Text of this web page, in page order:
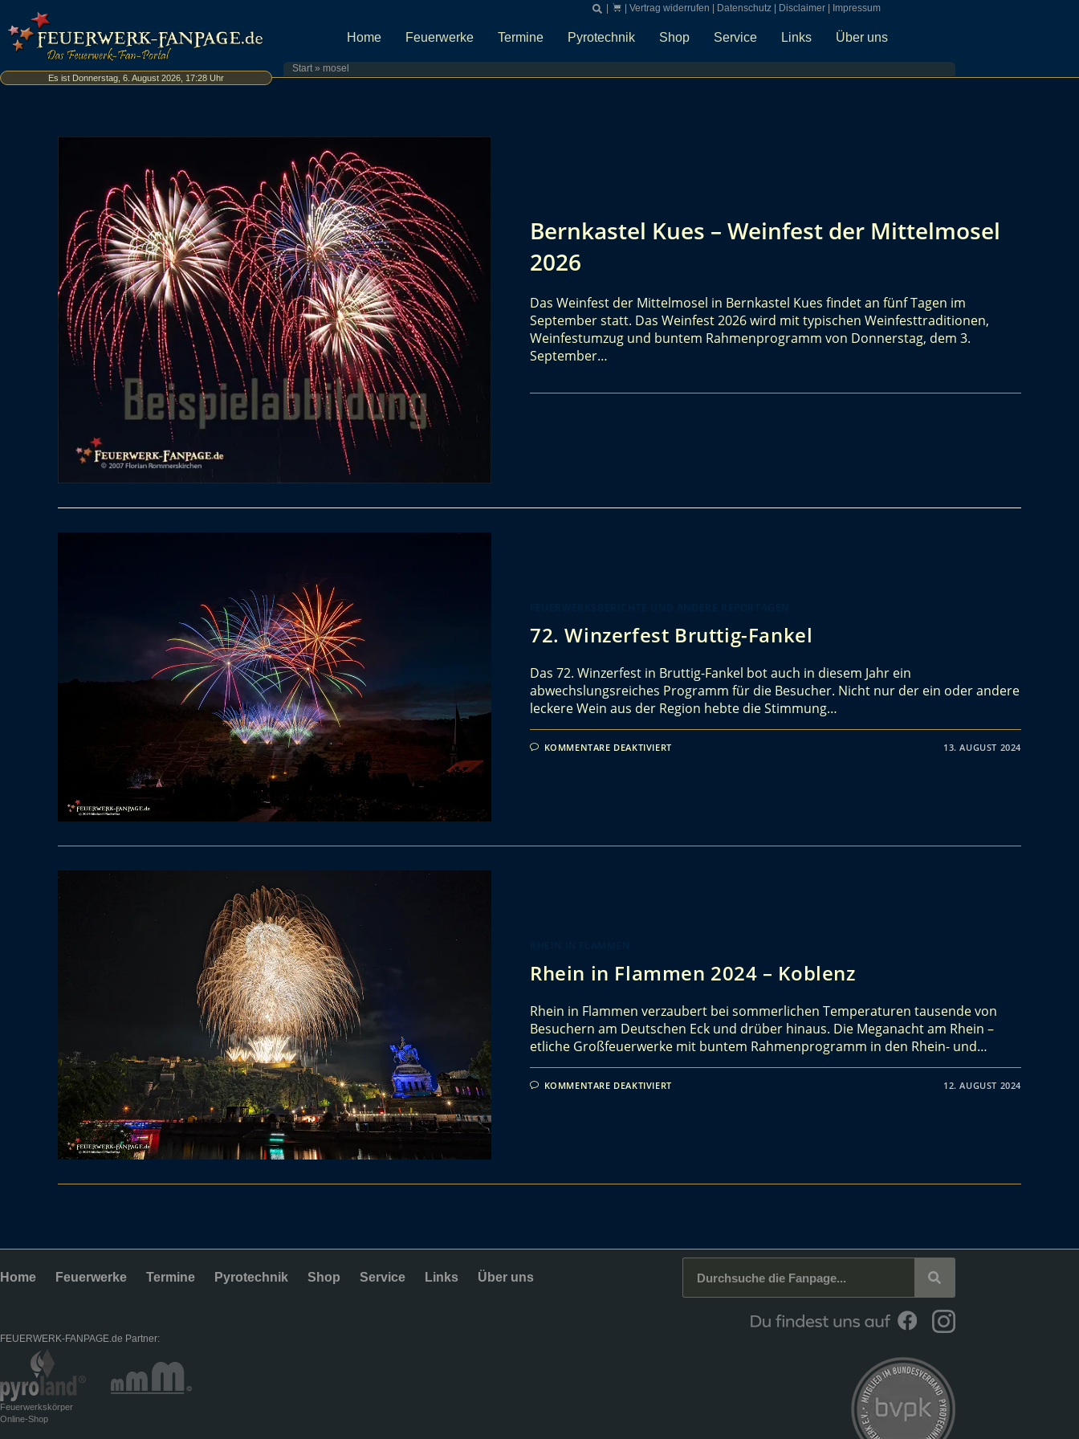
Es ist Donnerstag, 6. August 2026, 17:28 Uhr
Vertrag widerrufen Datenschutz| Disclaimer| Impressum
Home Feuerwerke Termine Pyrotechnik Shop Service Links Über uns
Start» mosel
Bernkastel Kues – Weinfest der Mittelmosel
2026
Das Weinfest der Mittelmosel in Bernkastel Kues findet an fünf Tagen im
September statt. Das Weinfest 2026 wird mit typischen Weinfesttraditionen,
Weinfestumzug und buntem Rahmenprogramm von Donnerstag, dem 3.
September…
72. Winzerfest Bruttig-Fankel
Das 72. Winzerfest in Bruttig-Fankel bot auch in diesem Jahr ein
abwechslungsreiches Programm für die Besucher. Nicht nur der ein oder andere
leckere Wein aus der Region hebte die Stimmung…
KOMMENTARE DEAKTIVIERT 13. AUGUST 2024
Rhein in Flammen 2024 – Koblenz
Rhein in Flammen verzaubert bei sommerlichen Temperaturen tausende von
Besuchern am Deutschen Eck und drüber hinaus. Die Meganacht am Rhein –
etliche Großfeuerwerke mit buntem Rahmenprogramm in den Rhein- und…
KOMMENTARE DEAKTIVIERT 12. AUGUST 2024
Home Feuerwerke Termine Pyrotechnik Shop Service Links Über uns
FEUERWERK-FANPAGE.de Partner:
Feuerwerkskörper
Online-Shop